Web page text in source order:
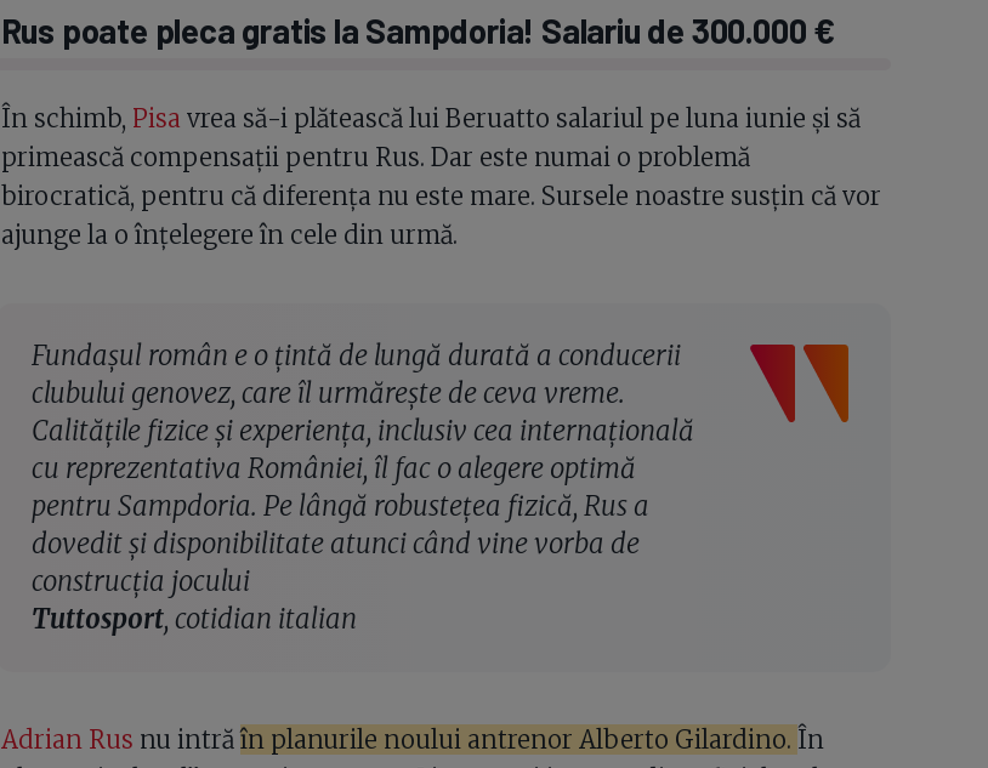
Rus poate pleca gratis la Sampdoria! Salariu de 300.000 €
În schimb, Pisa vrea să-i plătească lui Beruatto salariul pe luna iunie și să
primească compensații pentru Rus. Dar este numai o problemă
birocratică, pentru că diferența nu este mare. Sursele noastre susțin că vor
ajunge la o înțelegere în cele din urmă.
Fundașul român e o țintă de lungă durată a conducerii
clubului genovez, care îl urmărește de ceva vreme.
Calitățile fizice și experiența, inclusiv cea internațională
cu reprezentativa României, îl fac o alegere optimă
pentru Sampdoria. Pe lângă robustețea fizică, Rus a
dovedit și disponibilitate atunci când vine vorba de
construcția jocului
Tuttosport, cotidian italian
Adrian Rus nu intrăîn planurile noului antrenor Alberto Gilardino. În